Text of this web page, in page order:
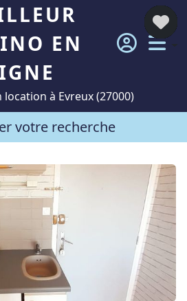
EN
location à Evreux (27000)
votre recherche